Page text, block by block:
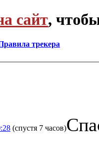
сайт,
трекера
(спустя 7 часов)